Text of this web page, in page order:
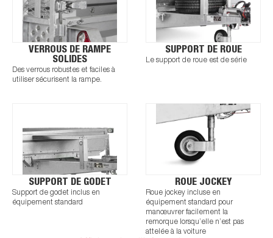
VERROUS DE RAMPE
SOLIDES
Des verrous robustes et faciles à
utiliser sécurisent la rampe.
SUPPORT DE ROUE
Le support de roue est de série
SUPPORT DE GODET
Support de godet inclus en
équipement standard
ROUE JOCKEY
Roue jockey incluse en
équipement standard pour
manœuvrer facilement la
remorque lorsqu’elle n’est pas
attelée à la voiture